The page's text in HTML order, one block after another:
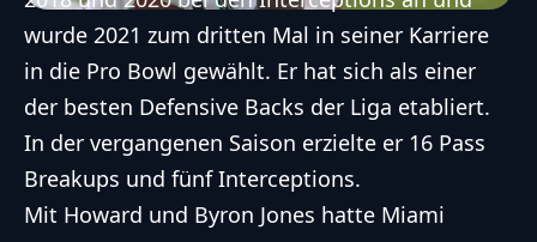
wurde 2021 zum dritten Mal in seiner Karriere
in die Pro Bowl gewählt. Er hat sich als einer
der besten Defensive Backs der Liga etabliert.
In der vergangenen Saison erzielte er 16 Pass
Breakups und fünf Interceptions.
Mit Howard und Byron Jones hatte Miami